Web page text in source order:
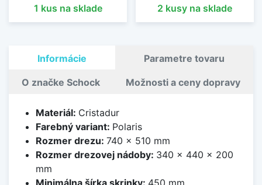
1 kus na sklade 2 kusy na sklade
Informácie Parametre tovaru
O značke Schock Možnosti a ceny dopravy
Materiál: Cristadur
Farebný variant: Polaris
Rozmer drezu: 740 x 510 mm
Rozmer drezovej nádoby: 340 x 440 x 200
mm
Minimálna šírka skrinky: 450 mm